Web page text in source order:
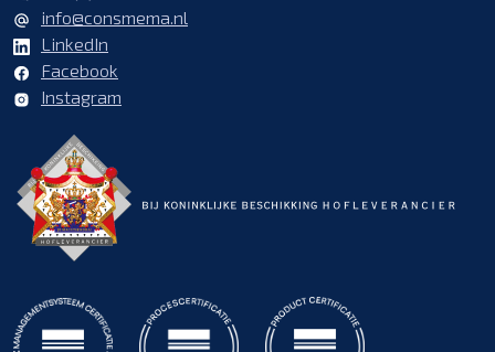
info@consmema.nl
LinkedIn
Facebook
Instagram